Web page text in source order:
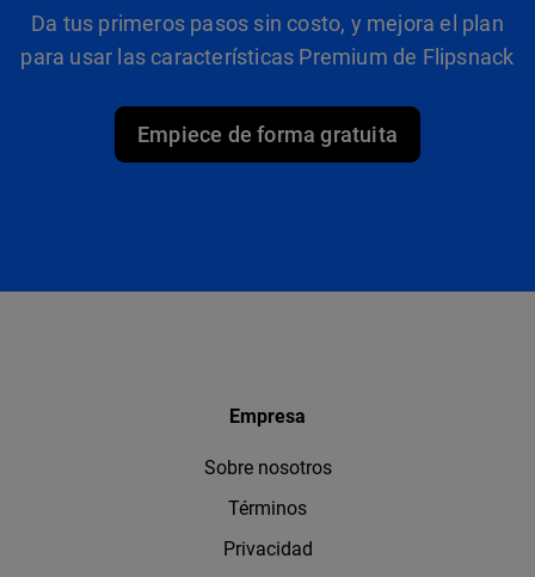
Da tus primeros pasos sin costo, y mejora el plan
para usar las características Premium de Flipsnack
Empiece de forma gratuita
Empresa
Sobre nosotros
Términos
Privacidad